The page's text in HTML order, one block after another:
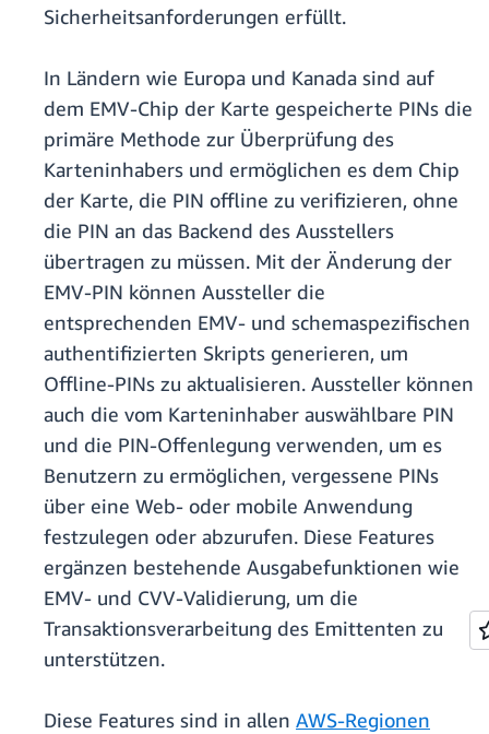
Sicherheitsanforderungen erfüllt.
In Ländern wie Europa und Kanada sind auf
dem EMV-Chip der Karte gespeicherte PINs die
primäre Methode zur Überprüfung des
Karteninhabers und ermöglichen es dem Chip
der Karte, die PIN offline zu verifizieren, ohne
die PIN an das Backend des Ausstellers
übertragen zu müssen. Mit der Änderung der
EMV-PIN können Aussteller die
entsprechenden EMV- und schemaspezifischen
authentifizierten Skripts generieren, um
Offline-PINs zu aktualisieren. Aussteller können
auch die vom Karteninhaber auswählbare PIN
und die PIN-Offenlegung verwenden, um es
Benutzern zu ermöglichen, vergessene PINs
über eine Web- oder mobile Anwendung
festzulegen oder abzurufen. Diese Features
ergänzen bestehende Ausgabefunktionen wie
EMV- und CVV-Validierung, um die
Transaktionsverarbeitung des Emittenten zu
unterstützen.
Diese Features sind in allen AWS-Regionen